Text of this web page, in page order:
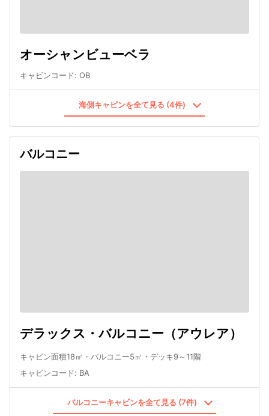
オーシャンビューベラ
キャビンコード: OB
海側キャビンを全て見る (4件)
バルコニー
デラックス・バルコニー（アウレア）
キャビン面積18㎡・バルコニー5㎡・デッキ9～11階
キャビンコード: BA
バルコニーキャビンを全て見る (7件)